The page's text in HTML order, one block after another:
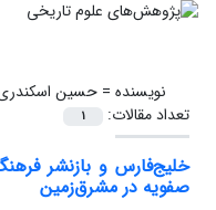
نویسنده =حسین
تعداد مقالات:
1
خلیج‌فارس و بازنشر
صفویه در مشرق‌زمین